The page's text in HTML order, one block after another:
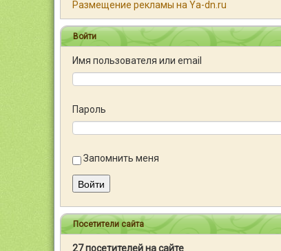
Размещение рекламы на Ya-dn.ru
Войти
Имя пользователя или email
Пароль
Запомнить меня
Войти
Посетители сайта
27 посетителей на сайте